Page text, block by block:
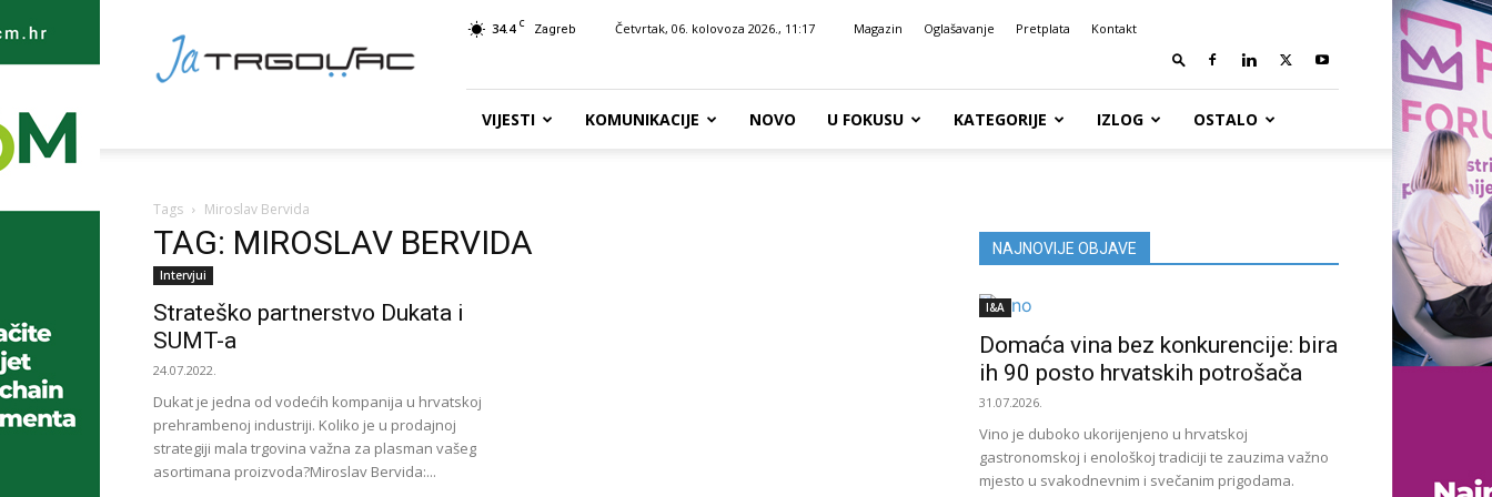
TRGOVAC
34.4 C Zagreb Četvrtak, 06. kolovoza 2026., 11:17 Magazin Oglašavanje Pretplata Kontakt
VIJESTI KOMUNIKACIJE NOVO U FOKUSU KATEGORIJE IZLOG OSTALO
Tags Miroslav Bervida
TAG: MIROSLAV BERVIDA
Intervjui
Strateško partnerstvo Dukata i
SUMT-a
24.07.2022.
Dukat je jedna od vodećih kompanija u hrvatskoj
prehrambenoj industriji. Koliko je u prodajnoj
strategiji mala trgovina važna za plasman vašeg
asortimana proizvoda?Miroslav Bervida:...
NAJNOVIJE OBJAVE
I&A
Domaća vina bez konkurencije: bira
ih 90 posto hrvatskih potrošača
31.07.2026.
Vino je duboko ukorijenjeno u hrvatskoj
gastronomskoj i enološkoj tradiciji te zauzima važno
mjesto u svakodnevnim i svečanim prigodama.